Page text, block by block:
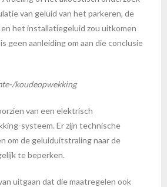
van geluid van het parkeren, de
het installatiegeluid zou uitkomen
geen aanleiding om aan die conclusie
koudeopwekking
van een elektrisch
systeem. Er zijn technische
om de geluiduitstraling naar de
te beperken.
uitgaan dat die maatregelen ook